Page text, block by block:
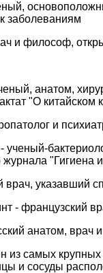
заболеваниям
и философ,
анатом,
"О китайском
и
"Гигиена
указавший
французский
анатом, врач и
самых крупных
и сосуды